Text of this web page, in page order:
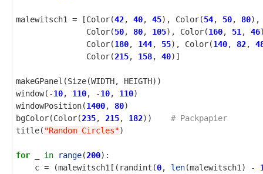
malewitsch1 = [Color(42, 40, 45), Color(54, 50, 80),
Color(50, 80, 105), Color(160, 51 , 46
Color(180, 144, 55), Color(140, 82,
Color(215, 158, 40)]
makeGPanel (Size(WIDTH, HEIGTH))
window( -10, 110, -10, 110)
windowPosition(1400, 80)
bgColor(Color(235, 215, 182))
title( "Random Circles")
for in range(200):
c = (malewitsch1 [( randint (0, len(malewitsch1 ) -